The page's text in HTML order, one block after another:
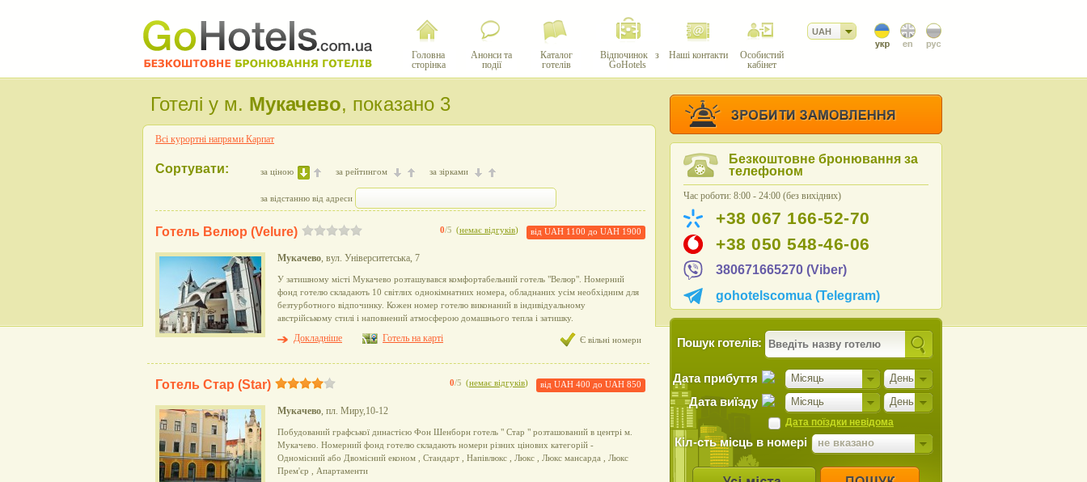
Головна
сторінка
Анонси та
події
Каталог
готелів
Відпочинок з
GoHotels
Наші контакти
Особистий
кабінет
UAH
Готелі у м. Мукачево, показано 3
Всі курортні напрями Карпат
Сортувати: за ціною за рейтингом за зірками
за відстанню від адреси
0/5 (немає відгуків) від UAH 1100 до UAH 1900
Готель Велюр (Velure)
Мукачево, вул. Університетська, 7
У затишному місті Мукачево розташувався комфортабельний готель "Велюр". Номерний
фонд готелю складають 10 світлих однокімнатних номера, обладнаних усім необхідним для
безтурботного відпочинку. Кожен номер готелю виконаний в індивідуальному
австрійському стилі і наповнений атмосферою домашнього тепла і затишку.
Докладніше Готель на карті Є вільні номери
0/5 (немає відгуків) від UAH 400 до UAH 850
Готель Стар (Star)
Мукачево, пл. Миру,10-12
Побудований графської династією Фон Шенборн готель " Стар " розташований в центрі м.
Мукачево. Номерний фонд готелю складають номери різних цінових категорій -
Одномісний або Двомісний економ , Стандарт , Напівлюкс , Люкс , Люкс мансарда , Люкс
Прем'єр , Апартаменти
Безкоштовне бронювання за
телефоном
Час роботи: 8:00 - 24:00 (без вихідних)
+38 067 166-52-70
+38 050 548-46-06
380671665270 (Viber)
gohotelscomua (Telegram)
Пошук готелів:
Місяць День
Дата прибуття
Місяць День
Дата виїзду
Дата поїздки невідома
Кіл-сть місць в номері не вказано